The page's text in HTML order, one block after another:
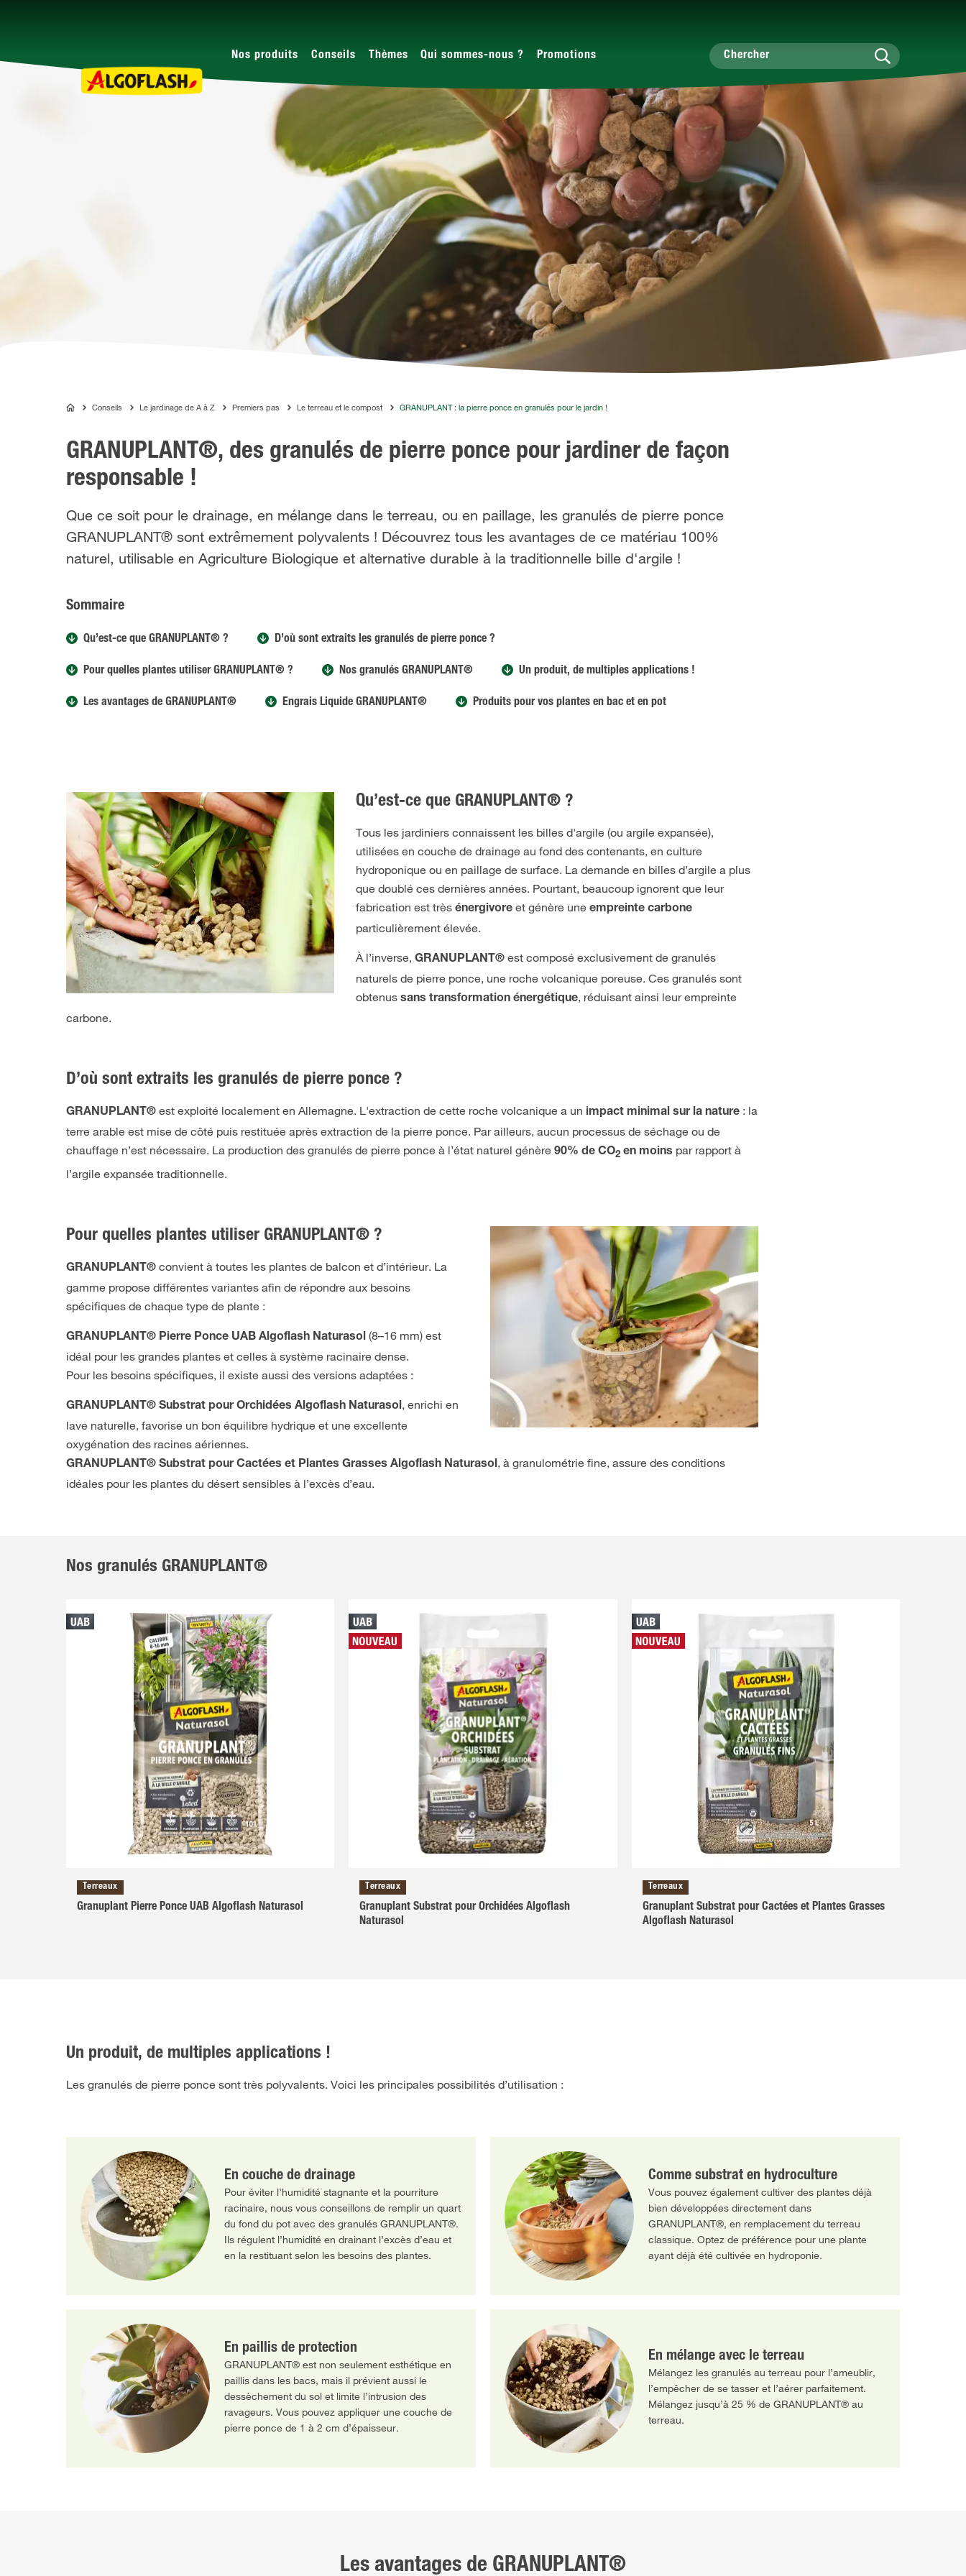
Nos produits Conseils Thèmes Qui sommes-nous ? Promotions
ALGOFLASH
Conseils Le jardinage de A à Z Premiers pas Le terreau et le compost GRANUPLANT : la pierre ponce en granulés pour le jardin !
GRANUPLANT®, des granulés de pierre ponce pour jardiner de façon
responsable !
Que ce soit pour le drainage, en mélange dans le terreau, ou en paillage, les granulés de pierre ponce
GRANUPLANT® sont extrêmement polyvalents ! Découvrez tous les avantages de ce matériau 100%
naturel, utilisable en Agriculture Biologique et alternative durable à la traditionnelle bille d'argile !
Sommaire
Qu’est-ce que GRANUPLANT® ? D’où sont extraits les granulés de pierre ponce ?
Pour quelles plantes utiliser GRANUPLANT® ? Nos granulés GRANUPLANT® Un produit, de multiples applications !
Les avantages de GRANUPLANT® Engrais Liquide GRANUPLANT® Produits pour vos plantes en bac et en pot
Qu’est-ce que GRANUPLANT® ?
Tous les jardiniers connaissent les billes d'argile (ou argile expansée),
utilisées en couche de drainage au fond des contenants, en culture
hydroponique ou en paillage de surface. La demande en billes d’argile a plus
que doublé ces dernières années. Pourtant, beaucoup ignorent que leur
fabrication est très énergivore et génère une empreinte carbone
particulièrement élevée.
À l’inverse, GRANUPLANT® est composé exclusivement de granulés
naturels de pierre ponce, une roche volcanique poreuse. Ces granulés sont
obtenus sans transformation énergétique, réduisant ainsi leur empreinte
carbone.
D’où sont extraits les granulés de pierre ponce ?
GRANUPLANT® est exploité localement en Allemagne. L'extraction de cette roche volcanique a un impact minimal sur la nature : la
terre arable est mise de côté puis restituée après extraction de la pierre ponce. Par ailleurs, aucun processus de séchage ou de
chauffage n’est nécessaire. La production des granulés de pierre ponce à l’état naturel génère 90% de CO2 en moins par rapport à
l’argile expansée traditionnelle.
Pour quelles plantes utiliser GRANUPLANT® ?
GRANUPLANT® convient à toutes les plantes de balcon et d’intérieur. La
gamme propose différentes variantes afin de répondre aux besoins
spécifiques de chaque type de plante :
GRANUPLANT® Pierre Ponce UAB Algoflash Naturasol (8–16 mm) est
idéal pour les grandes plantes et celles à système racinaire dense.
Pour les besoins spécifiques, il existe aussi des versions adaptées :
GRANUPLANT® Substrat pour Orchidées Algoflash Naturasol, enrichi en
lave naturelle, favorise un bon équilibre hydrique et une excellente
oxygénation des racines aériennes.
GRANUPLANT® Substrat pour Cactées et Plantes Grasses Algoflash Naturasol, à granulométrie fine, assure des conditions
idéales pour les plantes du désert sensibles à l’excès d’eau.
Nos granulés GRANUPLANT®
Terreaux
Granuplant Pierre Ponce UAB Algoflash Naturasol
Terreaux
Granuplant Substrat pour Orchidées Algoflash
Naturasol
Terreaux
Granuplant Substrat pour Cactées et Plantes Grasses
Algoflash Naturasol
Un produit, de multiples applications !
Les granulés de pierre ponce sont très polyvalents. Voici les principales possibilités d’utilisation :
En couche de drainage
Pour éviter l’humidité stagnante et la pourriture
racinaire, nous vous conseillons de remplir un quart
du fond du pot avec des granulés GRANUPLANT®.
Ils régulent l’humidité en drainant l’excès d’eau et
en la restituant selon les besoins des plantes.
Comme substrat en hydroculture
Vous pouvez également cultiver des plantes déjà
bien développées directement dans
GRANUPLANT®, en remplacement du terreau
classique. Optez de préférence pour une plante
ayant déjà été cultivée en hydroponie.
En paillis de protection
GRANUPLANT® est non seulement esthétique en
paillis dans les bacs, mais il prévient aussi le
dessèchement du sol et limite l’intrusion des
ravageurs. Vous pouvez appliquer une couche de
pierre ponce de 1 à 2 cm d’épaisseur.
En mélange avec le terreau
Mélangez les granulés au terreau pour l’ameublir,
l’empêcher de se tasser et l’aérer parfaitement.
Mélangez jusqu’à 25 % de GRANUPLANT® au
terreau.
Les avantages de GRANUPLANT®